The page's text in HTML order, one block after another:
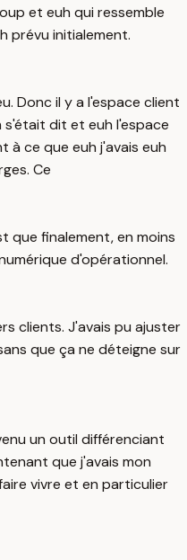
et euh qui ressemble
prévu initialement.
Donc il y a l'espace client
s'était dit et euh l'espace
à ce que euh j'avais euh
Ce
que finalement, en moins
d'opérationnel.
clients. J'avais pu ajuster
que ça ne déteigne sur
un outil différenciant
que j'avais mon
vivre et en particulier